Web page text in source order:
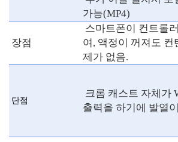
가능(MP4)
장점
스마트폰이 컨트롤
여, 액정이 꺼져도 컨
제가 없음.
단점
크롬 캐스트 자체가
출력을 하기에 발열